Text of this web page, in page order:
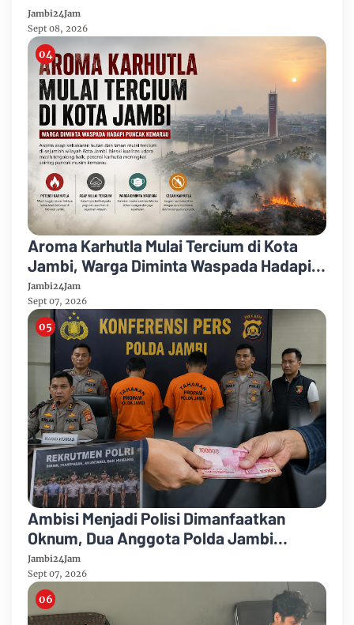
Jambi24Jam
Sept 08, 2026
Aroma Karhutla Mulai Tercium di Kota
Jambi, Warga Diminta Waspada Hadapi
Puncak Kemarau
Jambi24Jam
Sept 07, 2026
Ambisi Menjadi Polisi Dimanfaatkan
Oknum, Dua Anggota Polda Jambi
Diduga Tipu Calon Bintara dengan Janji
Kelulusan
Jambi24Jam
Sept 07, 2026